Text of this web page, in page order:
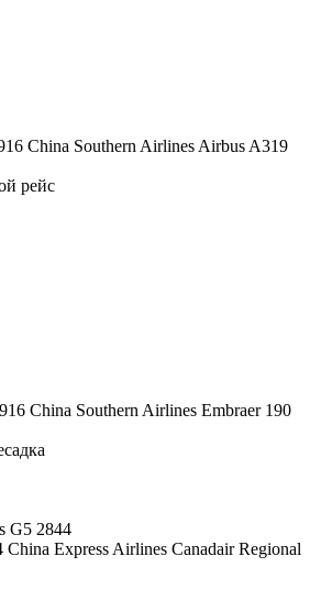
China Southern Airlines Airbus A319
рейс
China Southern Airlines Embraer 190
China Express Airlines Canadair Regional